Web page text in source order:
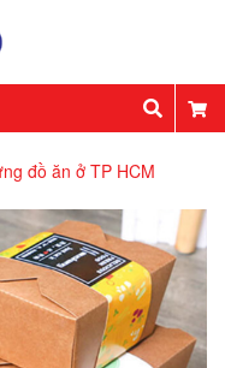
đồ ăn ở TP HCM